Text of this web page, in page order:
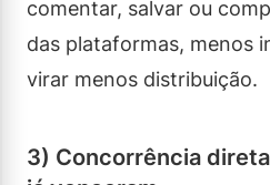
comentar, salvar ou
das plataformas, menos
virar menos distribuição.
3) Concorrência